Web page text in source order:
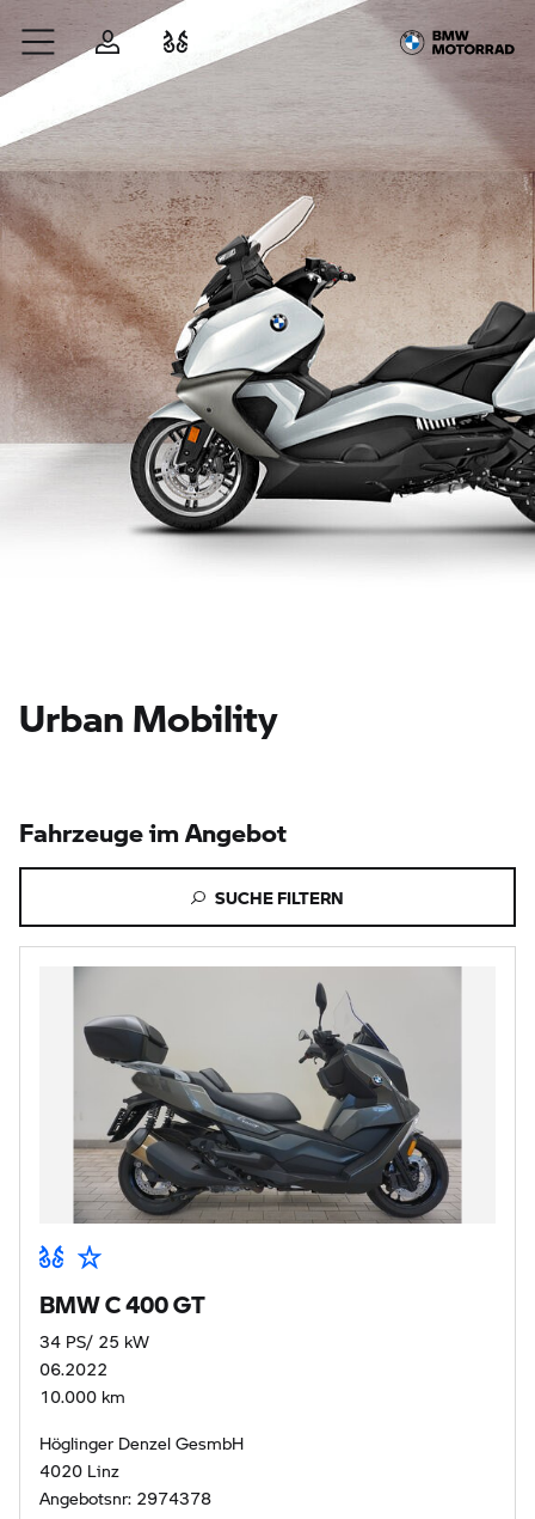
Zum Hauptinhalt springen
AnmeldenFahrzeugvergleich
Urban Mobility
Fahrzeuge im Angebot
SUCHE FILTERN
BMW C 400 GT
34 PS/ 25 kW
06.2022
10.000 km
Höglinger Denzel GesmbH
4020 Linz
Angebotsnr: 2974378